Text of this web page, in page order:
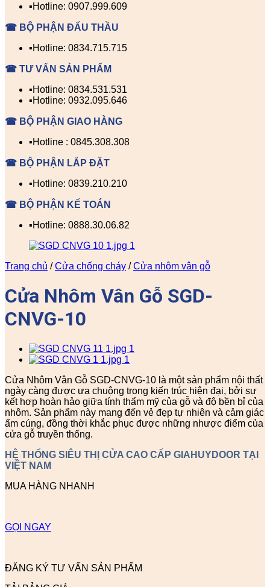
▪️Hotline: 0907.999.609
☎ BỘ PHẬN ĐẤU THẦU
▪️Hotline: 0834.715.715
☎ TƯ VẤN SẢN PHẨM
▪️Hotline: 0834.531.531
▪️Hotline: 0932.095.646
☎ BỘ PHẬN GIAO HÀNG
▪️Hotline : 0845.308.308
☎ BỘ PHẬN LẮP ĐẶT
▪️Hotline: 0839.210.210
☎ BỘ PHẬN KẾ TOÁN
▪️Hotline: 0888.30.06.82
Trang chủ / Cửa chống cháy / Cửa nhôm vân gỗ
Cửa Nhôm Vân Gỗ SGD-
CNVG-10
Cửa Nhôm Vân Gỗ SGD-CNVG-10 là một sản phẩm nội thất
ngày càng được ưa chuộng trong kiến trúc hiện đại, bởi sự
kết hợp hoàn hảo giữa tính thẩm mỹ của gỗ và độ bền bỉ của
nhôm. Sản phẩm này mang đến vẻ đẹp tự nhiên và cảm giác
ấm cúng, đồng thời khắc phục được những nhược điểm của
cửa gỗ truyền thống.
HỆ THỐNG SIÊU THỊ CỬA CAO CẤP GIAHUYDOOR TẠI
VIỆT NAM
MUA HÀNG NHANH
GỌI NGAY
ĐĂNG KÝ TƯ VẤN SẢN PHẨM